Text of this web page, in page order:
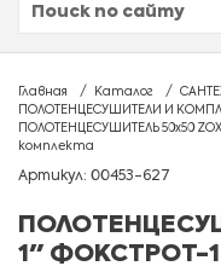
Главная Каталог
ПОЛОТЕНЦЕСУШИТЕЛИ И
ПОЛОТЕНЦЕСУШИТЕЛЬ 50х50
комплекта
Артикул: 00453-627
1" ФОКСТРОТ-